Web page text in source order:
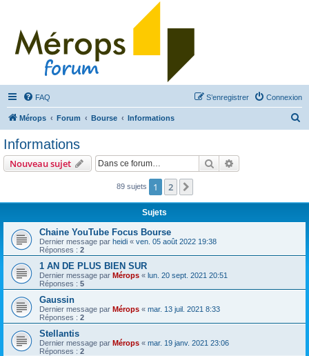
FAQ Connexion
S’enregistrer
Mérops Forum Bourse Informations
Informations
Nouveau sujet Rechercher
89 sujets 1 2
Sujets
Chaine YouTube Focus Bourse
Dernier message par heidi « ven. 05 août 2022 19:38
Réponses : 2
1 AN DE PLUS BIEN SUR
Dernier message par Mérops « lun. 20 sept. 2021 20:51
Réponses : 5
Gaussin
Dernier message par Mérops « mar. 13 juil. 2021 8:33
Réponses : 2
Stellantis
Dernier message par Mérops « mar. 19 janv. 2021 23:06
Réponses : 2